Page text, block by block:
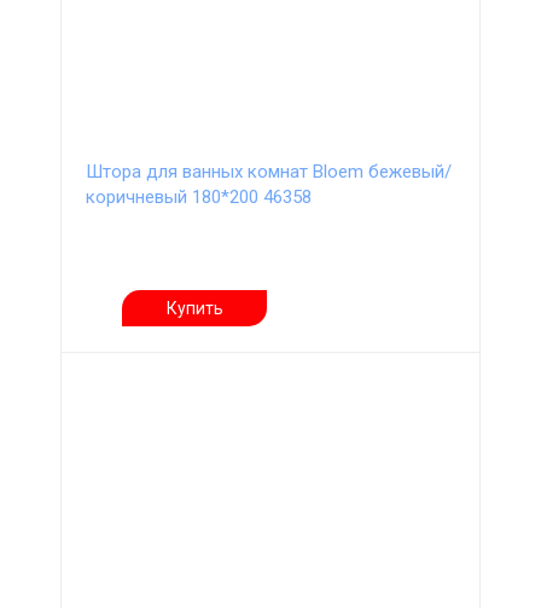
Штора для ванных комнат Bloem бежевый/
коричневый 180*200 46358
Купить